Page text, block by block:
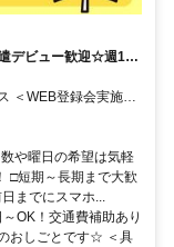
デビュー歓迎☆週1日
＜WEB登録会実施
や曜日の希望は気軽
□短期～長期まで大歓
までにスマホ...
OK！交通費補助あり
おしごとです☆ ＜具